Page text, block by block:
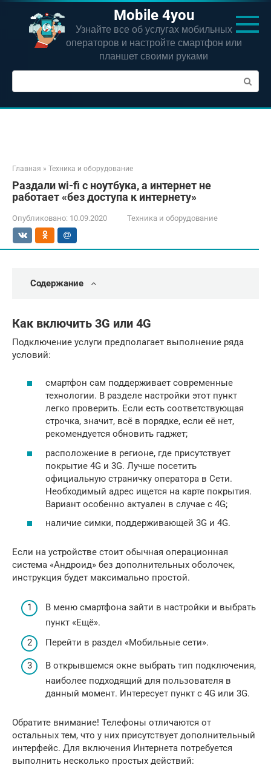
Перейти
контенту
Mobile 4you
Узнайте все об услугах мобильных
операторов и настройте смартфон или
планшет своими руками
Поиск:
Главная » Техника и оборудование
Раздали wi-fi с ноутбука, а интернет не
работает «без доступа к интернету»
Опубликовано: 10.09.2020 Техника и оборудование
Содержание
Как включить 3G или 4G
Подключение услуги предполагает выполнение ряда
условий:
смартфон сам поддерживает современные
технологии. В разделе настройки этот пункт
легко проверить. Если есть соответствующая
строчка, значит, всё в порядке, если её нет,
рекомендуется обновить гаджет;
расположение в регионе, где присутствует
покрытие 4G и 3G. Лучше посетить
официальную страничку оператора в Сети.
Необходимый адрес ищется на карте покрытия.
Вариант особенно актуален в случае с 4G;
наличие симки, поддерживающей 3G и 4G.
Если на устройстве стоит обычная операционная
система «Андроид» без дополнительных оболочек,
инструкция будет максимально простой.
В меню смартфона зайти в настройки и выбрать
пункт «Ещё».
Перейти в раздел «Мобильные сети».
В открывшемся окне выбрать тип подключения,
наиболее подходящий для пользователя в
данный момент. Интересует пункт с 4G или 3G.
Обратите внимание! Телефоны отличаются от
остальных тем, что у них присутствует дополнительный
интерфейс. Для включения Интернета потребуется
выполнить несколько простых действий: